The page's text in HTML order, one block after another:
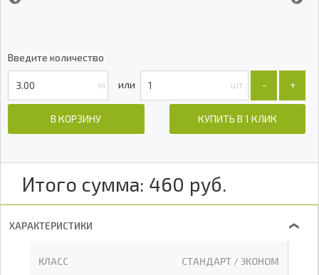
Введите количество
м шт. +
-
В КОРЗИНУ КУПИТЬ В 1 КЛИК
Итого сумма: 460 руб.
ХАРАКТЕРИСТИКИ ❯
КЛАСС СТАНДАРТ / ЭКОНОМ